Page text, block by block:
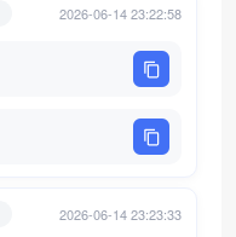
2026-06-14 23:22:58
2026-06-14 23:23:33